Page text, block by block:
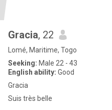
Gracia, 22
Lomé, Maritime, Togo
Seeking: Male 22 - 43
English ability: Good
Gracia
Suis très belle